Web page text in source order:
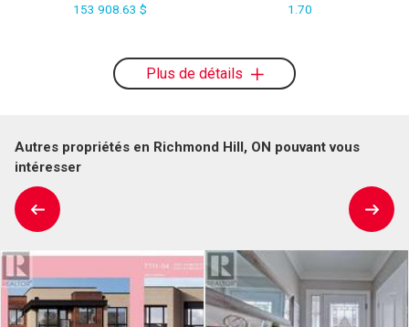
153 908.63 $ 1.70
Plus de détails
Autres propriétés en Richmond Hill, ON pouvant vous
intéresser